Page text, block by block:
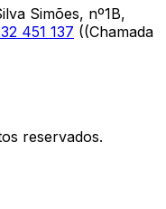
Simões, nº1B,
451 137 ((Chamada
reservados.